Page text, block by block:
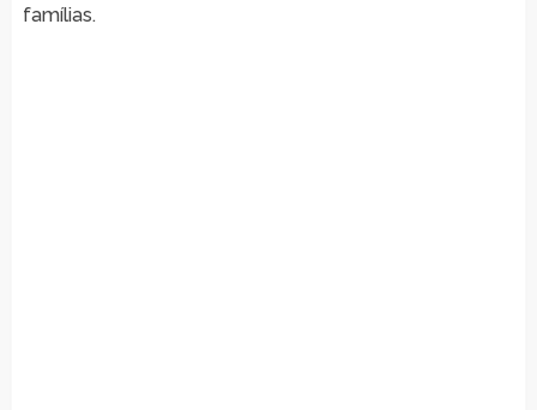
famílias.